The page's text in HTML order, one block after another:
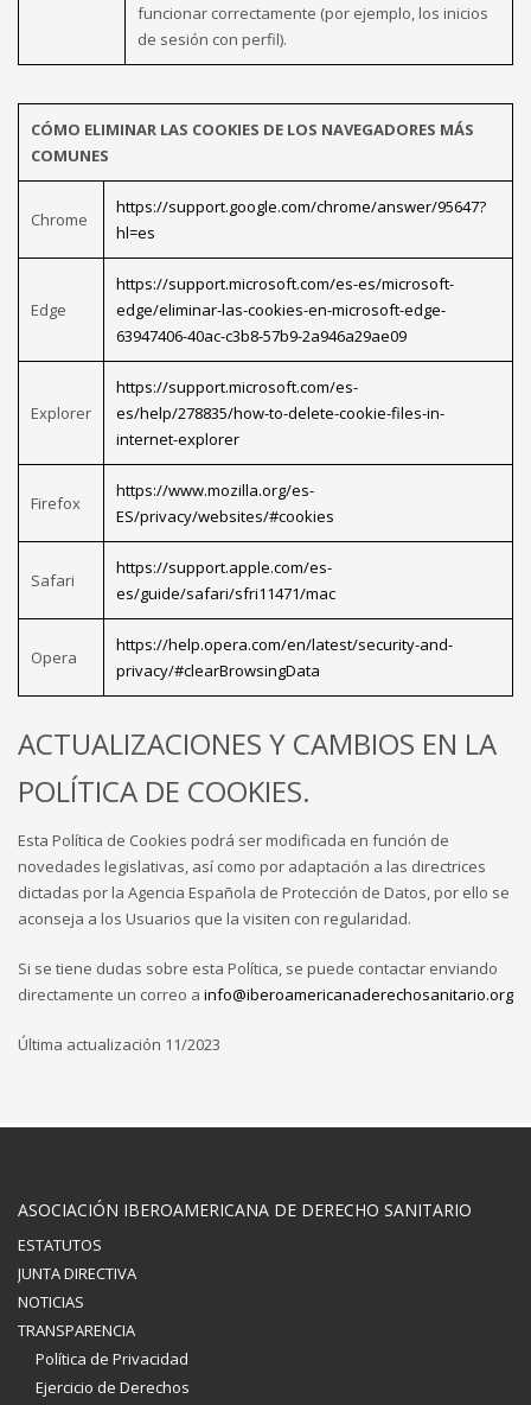
funcionar correctamente (por ejemplo, los inicios
de sesión con perfil).
CÓMO ELIMINAR LAS COOKIES DE LOS NAVEGADORES MÁS
COMUNES
Chrome
https://support.google.com/chrome/answer/95647?
hl=es
Edge
https://support.microsoft.com/es-es/microsoft-
edge/eliminar-las-cookies-en-microsoft-edge-
63947406-40ac-c3b8-57b9-2a946a29ae09
Explorer
https://support.microsoft.com/es-
es/help/278835/how-to-delete-cookie-files-in-
internet-explorer
Firefox
https://www.mozilla.org/es-
ES/privacy/websites/#cookies
Safari
https://support.apple.com/es-
es/guide/safari/sfri11471/mac
Opera
https://help.opera.com/en/latest/security-and-
privacy/#clearBrowsingData
ACTUALIZACIONES Y CAMBIOS EN LA
POLÍTICA DE COOKIES.
Esta Política de Cookies podrá ser modificada en función de
novedades legislativas, así como por adaptación a las directrices
dictadas por la Agencia Española de Protección de Datos, por ello se
aconseja a los Usuarios que la visiten con regularidad.
Si se tiene dudas sobre esta Política, se puede contactar enviando
directamente un correo a info@iberoamericanaderechosanitario.org
Última actualización 11/2023
ASOCIACIÓN IBEROAMERICANA DE DERECHO SANITARIO
ESTATUTOS
JUNTA DIRECTIVA
NOTICIAS
TRANSPARENCIA
Política de Privacidad
Ejercicio de Derechos